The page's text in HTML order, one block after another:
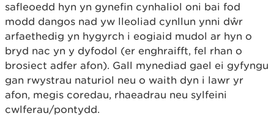
safleoedd hyn yn gynefin cynhaliol oni bai fod
modd dangos nad yw lleoliad cynllun ynni dŵr
arfaethedig yn hygyrch i eogiaid mudol ar hyn o
bryd nac yn y dyfodol (er enghraifft, fel rhan o
brosiect adfer afon). Gall mynediad gael ei gyfyngu
gan rwystrau naturiol neu o waith dyn i lawr yr
afon, megis coredau, rhaeadrau neu sylfeini
cwlferau/pontydd.